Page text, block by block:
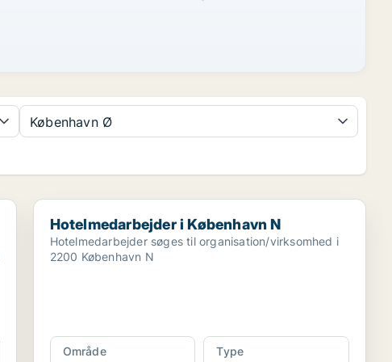
København Ø
Hotelmedarbejder i København N
Hotelmedarbejder i København N
Hotelmedarbejder søges til organisation/virksomhed i
2200 København N
Område
Type